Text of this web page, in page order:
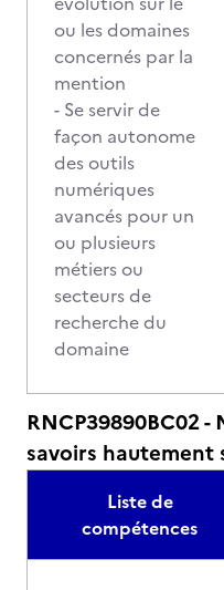
ou les domaines
concernés par la
mention
- Se servir de
façon autonome
des outils
numériques
avancés pour un
ou plusieurs
métiers ou
secteurs de
recherche du
domaine
RNCP39890BC02
savoirs hautement
Liste de
compétences